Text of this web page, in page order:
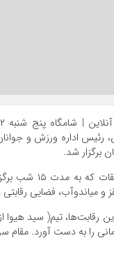
برگزار شد.
و میاندوآب، فضایی رقابتی
رقابت‌ها، تیم( سید
را به دست آورد. مقام